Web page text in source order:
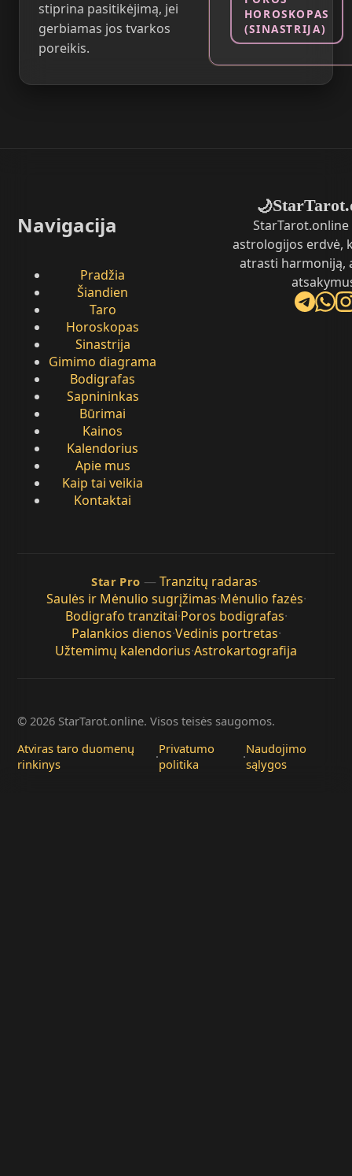
stiprina pasitikėjimą, jei
gerbiamas jos tvarkos
poreikis.
HOROSKOPAS
(SINASTRIJA)
Navigacija
Pradžia
Šiandien
Taro
Horoskopas
Sinastrija
Gimimo diagrama
Bodigrafas
Sapnininkas
Būrimai
Kainos
Kalendorius
Apie mus
Kaip tai veikia
Kontaktai
🌙
StarTarot.online
astrologijos erdvė,
atrasti harmoniją,
Star Pro — Tranzitų radaras·
Saulės ir Mėnulio sugrįžimas·Mėnulio fazės·
Bodigrafo tranzitai·Poros bodigrafas·
Palankios dienos·Vedinis portretas·
Užtemimų kalendorius·Astrokartografija
© 2026 StarTarot.online. Visos teisės saugomos.
Atviras taro duomenų
rinkinys
·Privatumo
politika
·Naudojimo
sąlygos